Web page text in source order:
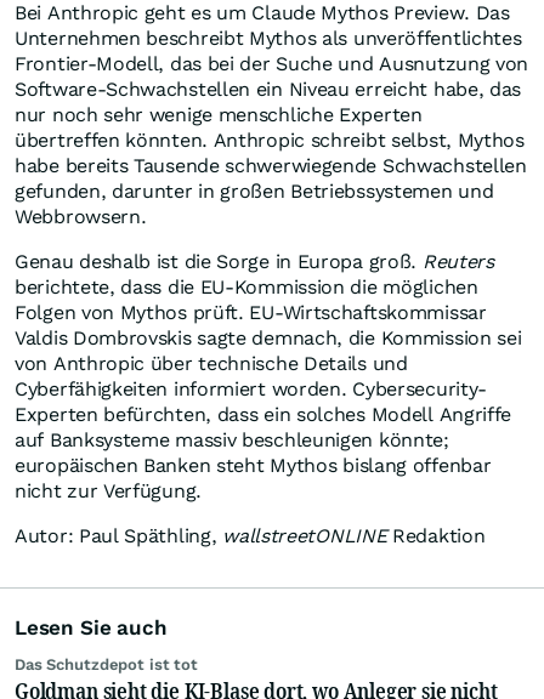
Bei Anthropic geht es um Claude Mythos Preview. Das
Unternehmen beschreibt Mythos als unveröffentlichtes
Frontier-Modell, das bei der Suche und Ausnutzung von
Software-Schwachstellen ein Niveau erreicht habe, das
nur noch sehr wenige menschliche Experten
übertreffen könnten. Anthropic schreibt selbst, Mythos
habe bereits Tausende schwerwiegende Schwachstellen
gefunden, darunter in großen Betriebssystemen und
Webbrowsern.
Genau deshalb ist die Sorge in Europa groß. Reuters
berichtete, dass die EU-Kommission die möglichen
Folgen von Mythos prüft. EU-Wirtschaftskommissar
Valdis Dombrovskis sagte demnach, die Kommission sei
von Anthropic über technische Details und
Cyberfähigkeiten informiert worden. Cybersecurity-
Experten befürchten, dass ein solches Modell Angriffe
auf Banksysteme massiv beschleunigen könnte;
europäischen Banken steht Mythos bislang offenbar
nicht zur Verfügung.
Autor: Paul Späthling, wallstreetONLINERedaktion
Lesen Sie auch
Das Schutzdepot ist tot
Goldman sieht die KI-Blase dort, wo Anleger sie nicht